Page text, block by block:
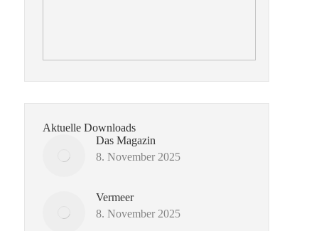
Aktuelle Downloads
Das Magazin
8. November 2025
Vermeer
8. November 2025